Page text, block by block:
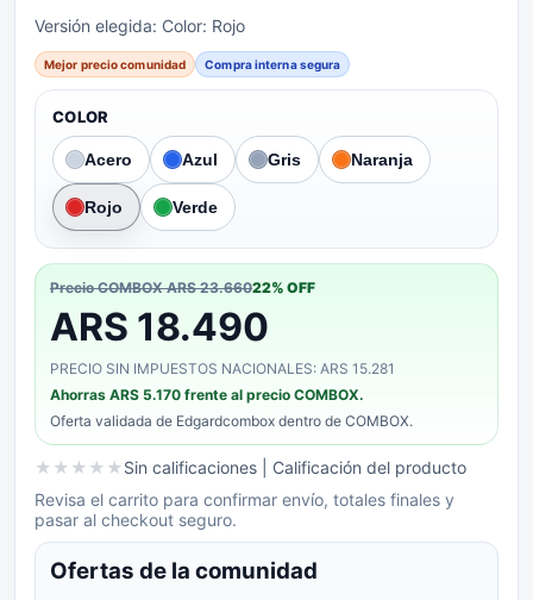
Versión elegida: Color: Rojo
Mejor precio comunidad Compra interna segura
COLOR
Acero Azul Gris Naranja
Rojo Verde
Precio COMBOXARS 23.66022% OFF
ARS 18.490
PRECIO SIN IMPUESTOS NACIONALES: ARS 15.281
Ahorras ARS 5.170 frente al precio COMBOX.
Oferta validada de Edgardcombox dentro de COMBOX.
★ ★ ★ ★ ★Sin calificaciones | Calificación del producto
Revisa el carrito para confirmar envío, totales finales y
pasar al checkout seguro.
Ofertas de la comunidad